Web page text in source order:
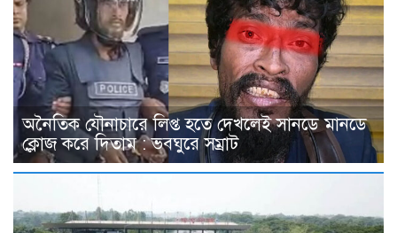
অনৈতিক যৌনাচারে লিপ্ত হতে দেখলেই সানডে মানডে
ক্লোজ করে দিতাম : ভবঘুরে সম্রাট